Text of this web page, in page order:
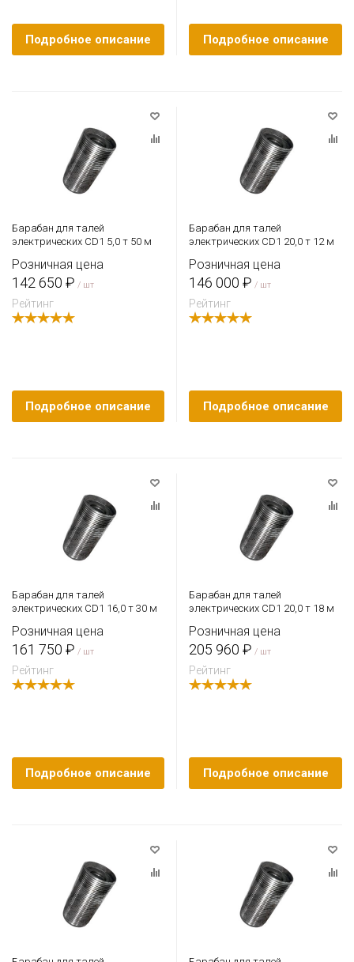
Подробное описание Подробное описание
Барабан для талей
электрических CD1 5,0 т 50 м
Розничная цена
142 650 ₽ / шт
Рейтинг
Подробное описание
Барабан для талей
электрических CD1 20,0 т 12 м
Розничная цена
146 000 ₽ / шт
Рейтинг
Подробное описание
Барабан для талей
электрических CD1 16,0 т 30 м
Розничная цена
161 750 ₽ / шт
Рейтинг
Подробное описание
Барабан для талей
электрических CD1 20,0 т 18 м
Розничная цена
205 960 ₽ / шт
Рейтинг
Подробное описание